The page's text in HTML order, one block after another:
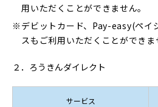
用いただくことができません。
デビットカード、Pay-easy(ペイ
スもご利用いただくことができま
２．ろうきんダイレクト
サービス